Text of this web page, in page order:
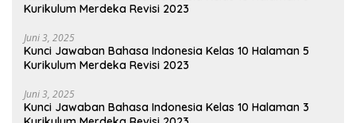
Kurikulum Merdeka Revisi 2023
Juni 3, 2025
Kunci Jawaban Bahasa Indonesia Kelas 10 Halaman 5
Kurikulum Merdeka Revisi 2023
Juni 3, 2025
Kunci Jawaban Bahasa Indonesia Kelas 10 Halaman 3